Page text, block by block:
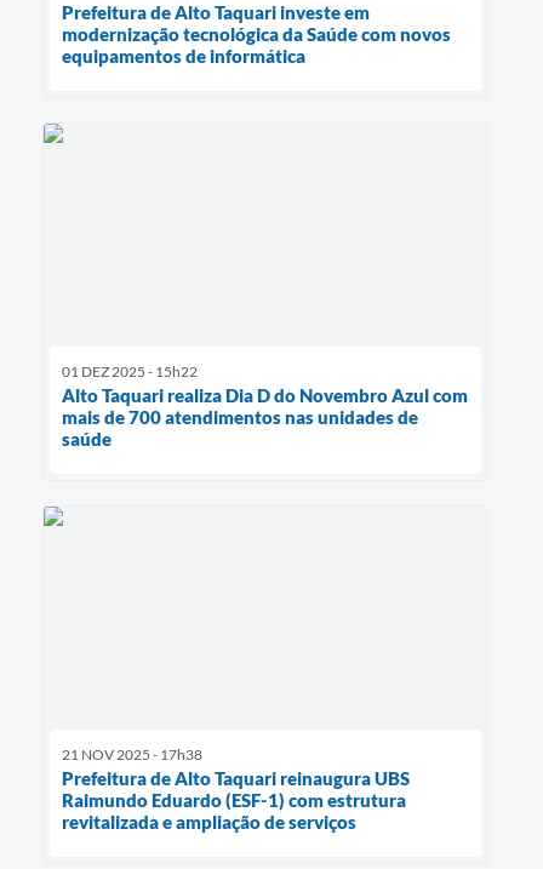
Prefeitura de Alto Taquari investe em
modernização tecnológica da Saúde com novos
equipamentos de informática
01 DEZ 2025 - 15h22
Alto Taquari realiza Dia D do Novembro Azul com
mais de 700 atendimentos nas unidades de
saúde
21 NOV 2025 - 17h38
Prefeitura de Alto Taquari reinaugura UBS
Raimundo Eduardo (ESF-1) com estrutura
revitalizada e ampliação de serviços